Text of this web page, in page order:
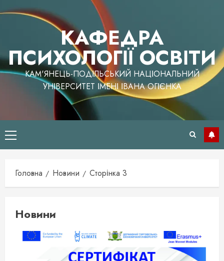
до
КАФЕДРА
ПСИХОЛОГІЇ ОСВІТИ
КАМ'ЯНЕЦЬ-ПОДІЛЬСЬКИЙ НАЦІОНАЛЬНИЙ
УНІВЕРСИТЕТ ІМЕНІ ІВАНА ОГІЄНКА
Головне
меню
Головна Новини Сторінка 3
Новини